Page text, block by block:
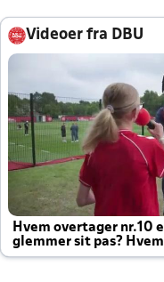
Videoer fra DBU
Hvem overtager nr.10
glemmer sit pas?
altid til efter kampe?